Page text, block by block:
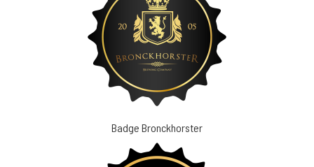
Badge Bronckhorster